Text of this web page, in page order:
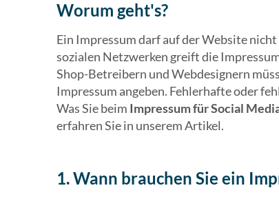
Worum geht's?
Ein Impressum darf auf der Website
sozialen Netzwerken greift die
Shop-Betreibern und Webdesignern
Impressum angeben. Fehlerhafte oder
Was Sie beim Impressum für Social
erfahren Sie in unserem Artikel.
1. Wann brauchen Sie ein